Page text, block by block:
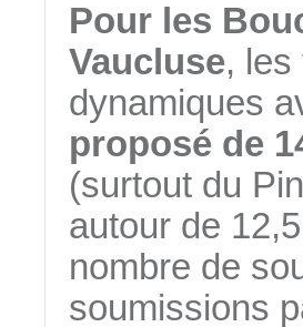
Pour les
Vaucluse, les
dynamiques
proposé de
(surtout du
autour de
nombre de
soumissions